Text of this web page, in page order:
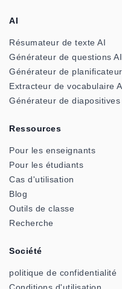
AI
Résumateur de texte AI
Générateur de questions AI
Générateur de
Extracteur de vocabulaire
Générateur de
Ressources
Pour les enseignants
Pour les étudiants
Cas d'utilisation
Blog
Outils de classe
Recherche
Société
politique de confidentialité